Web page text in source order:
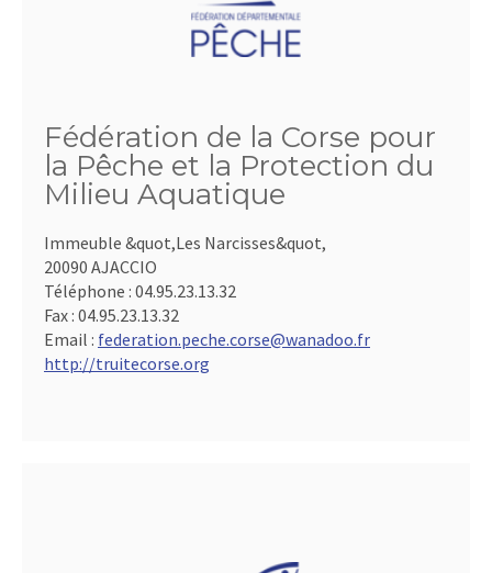
Fédération de la Corse pour
la Pêche et la Protection du
Milieu Aquatique
Immeuble &quot,Les Narcisses&quot,
20090 AJACCIO
Téléphone : 04.95.23.13.32
Fax : 04.95.23.13.32
Email : federation.peche.corse@wanadoo.fr
http://truitecorse.org